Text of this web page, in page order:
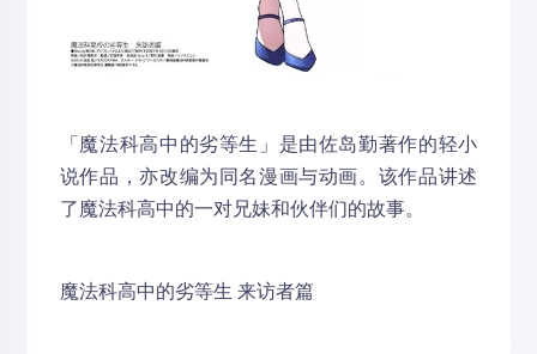
「魔法科高中的劣等生」是由佐岛勤著作的轻小
说作品，亦改编为同名漫画与动画。该作品讲述
了魔法科高中的一对兄妹和伙伴们的故事。
魔法科高中的劣等生 来访者篇